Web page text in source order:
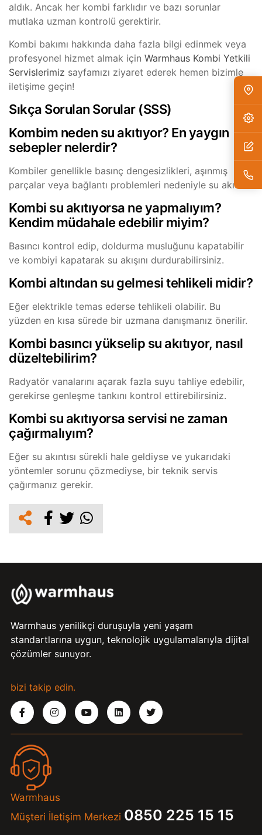
aldık. Ancak her kombi farklıdır ve bazı sorunlar
mutlaka uzman kontrolü gerektirir.
Kombi bakımı hakkında daha fazla bilgi edinmek veya
profesyonel hizmet almak için Warmhaus Kombi Yetkili
Servislerimiz sayfamızı ziyaret ederek hemen bizimle
iletişime geçin!
Sıkça Sorulan Sorular (SSS)
Kombim neden su akıtıyor? En yaygın
sebepler nelerdir?
Kombiler genellikle basınç dengesizlikleri, aşınmış
parçalar veya bağlantı problemleri nedeniyle su akıtır.
Kombi su akıtıyorsa ne yapmalıyım?
Kendim müdahale edebilir miyim?
Basıncı kontrol edip, doldurma musluğunu kapatabilir
ve kombiyi kapatarak su akışını durdurabilirsiniz.
Kombi altından su gelmesi tehlikeli midir?
Eğer elektrikle temas ederse tehlikeli olabilir. Bu
yüzden en kısa sürede bir uzmana danışmanız önerilir.
Kombi basıncı yükselip su akıtıyor, nasıl
düzeltebilirim?
Radyatör vanalarını açarak fazla suyu tahliye edebilir,
gerekirse genleşme tankını kontrol ettirebilirsiniz.
Kombi su akıtıyorsa servisi ne zaman
çağırmalıyım?
Eğer su akıntısı sürekli hale geldiyse ve yukarıdaki
yöntemler sorunu çözmediyse, bir teknik servis
çağırmanız gerekir.
Warmhaus yenilikçi duruşuyla yeni yaşam
standartlarına uygun, teknolojik uygulamalarıyla dijital
çözümler sunuyor.
bizi takip edin.
Warmhaus
Müşteri İletişim Merkezi 0850 225 15 15